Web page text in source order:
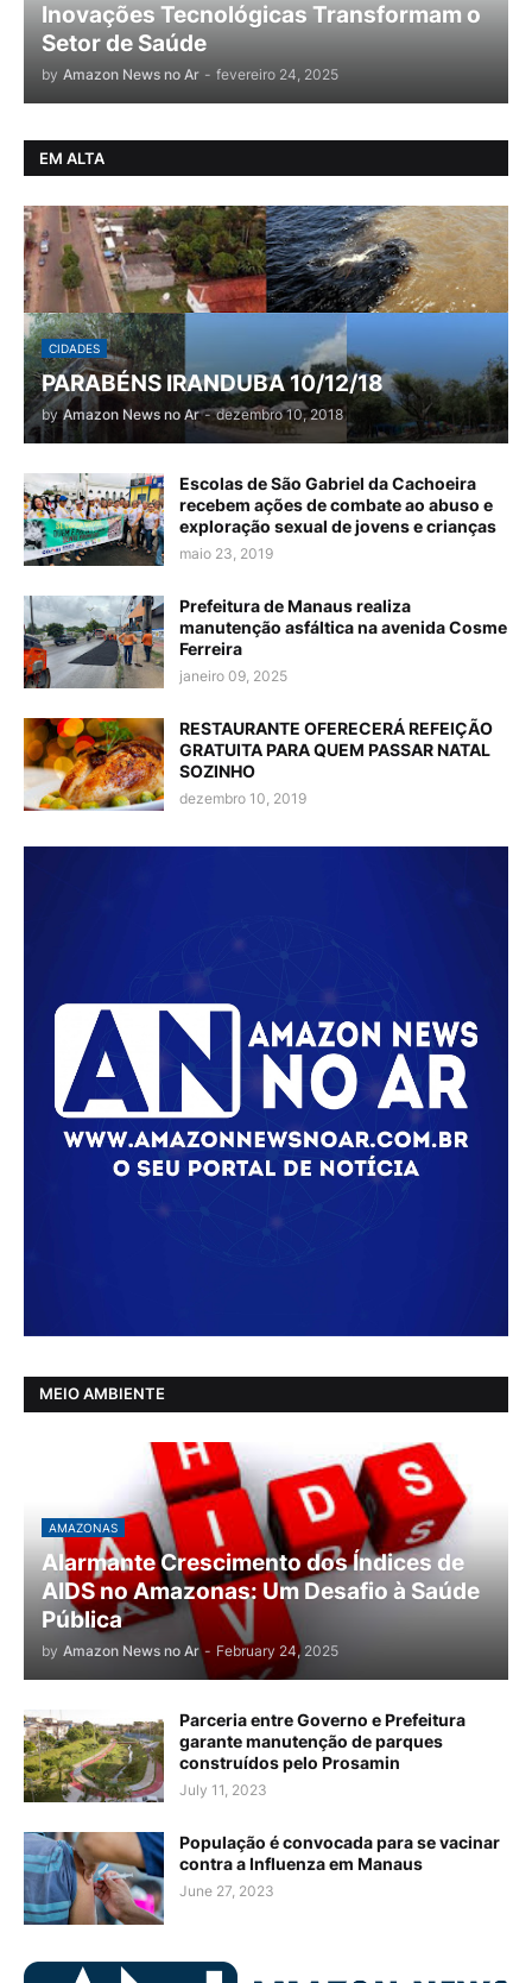
Inovações Tecnológicas Transformam o
Setor de Saúde
by Amazon News no Ar - fevereiro 24, 2025
EM ALTA
CIDADES
PARABÉNS IRANDUBA 10/12/18
by Amazon News no Ar - dezembro 10, 2018
Escolas de São Gabriel da Cachoeira
recebem ações de combate ao abuso e
exploração sexual de jovens e crianças
maio 23, 2019
Prefeitura de Manaus realiza
manutenção asfáltica na avenida Cosme
Ferreira
janeiro 09, 2025
RESTAURANTE OFERECERÁ REFEIÇÃO
GRATUITA PARA QUEM PASSAR NATAL
SOZINHO
dezembro 10, 2019
MEIO AMBIENTE
AMAZONAS
Alarmante Crescimento dos Índices de
AIDS no Amazonas: Um Desafio à Saúde
Pública
by Amazon News no Ar - February 24, 2025
Parceria entre Governo e Prefeitura
garante manutenção de parques
construídos pelo Prosamin
July 11, 2023
População é convocada para se vacinar
contra a Influenza em Manaus
June 27, 2023